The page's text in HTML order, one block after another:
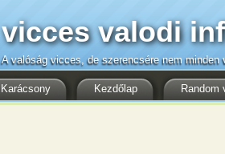
Karácsony Kezdőlap Random
vicces valodi
A valóság vicces, de szerencsére nem minden